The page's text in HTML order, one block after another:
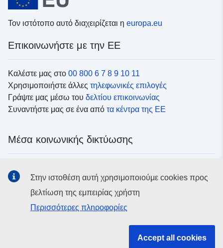
Τον ιστότοπο αυτό διαχειρίζεται η europa.eu
Επικοινωνήστε με την ΕΕ
Καλέστε μας στο 00 800 6 7 8 9 10 11
Χρησιμοποιήστε άλλες τηλεφωνικές επιλογές
Γράψτε μας μέσω του δελτίου επικοινωνίας
Συναντήστε μας σε ένα από τα κέντρα της ΕΕ
Μέσα κοινωνικής δικτύωσης
δικτύωσηςΣτην ιστοθέση αυτή χρησιμοποιούμε cookies προς
βελτίωση της εμπειρίας χρήστη
Περισσότερες πληροφορίες
Accept all cookies